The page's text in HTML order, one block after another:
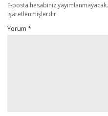
E-posta hesabınız yayımlanmayacak.
işaretlenmişlerdir
Yorum *